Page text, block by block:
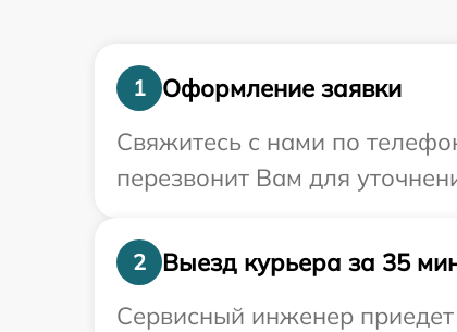
1
Оформление заявки
Свяжитесь с нами по
перезвонит Вам для
2
Выезд курьера за 35
Сервисный инженер приедет